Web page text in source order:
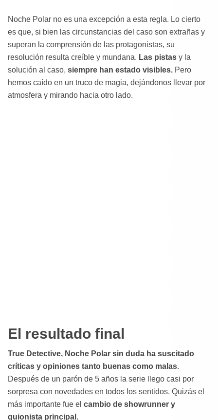
Noche Polar no es una excepción a esta regla. Lo cierto
es que, si bien las circunstancias del caso son extrañas y
superan la comprensión de las protagonistas, su
resolución resulta creíble y mundana. Las pistas y la
solución al caso, siempre han estado visibles. Pero
hemos caído en un truco de magia, dejándonos llevar por
atmosfera y mirando hacia otro lado.
El resultado final
True Detective, Noche Polar sin duda ha suscitado
críticas y opiniones tanto buenas como malas.
Después de un parón de 5 años la serie llego casi por
sorpresa con novedades en todos los sentidos. Quizás el
más importante fue el cambio de showrunner y
guionista principal.